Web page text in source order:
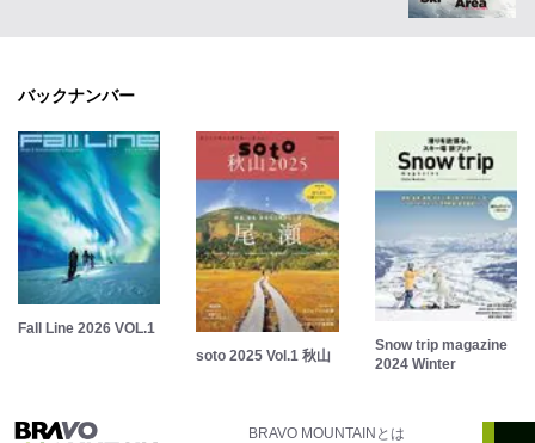
バックナンバー
Fall Line 2026 VOL.1
soto 2025 Vol.1 秋山
Snow trip magazine
2024 Winter
BRAVO MOUNTAINとは